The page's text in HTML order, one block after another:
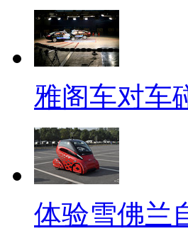
雅阁车对车
体验雪佛兰